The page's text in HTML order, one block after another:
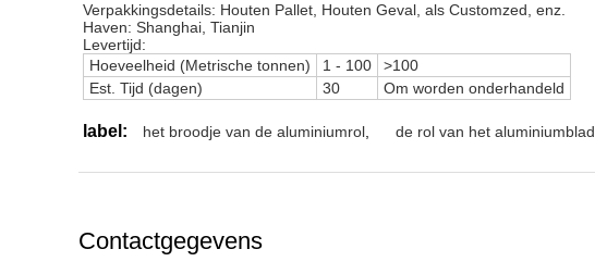
Verpakkingsdetails: Houten Pallet, Houten Geval, als Customzed, enz.
Haven: Shanghai, Tianjin
Levertijd:
Hoeveelheid (Metrische tonnen)
1 - 100
>100
Est. Tijd (dagen)
30 Om worden onderhandeld
label: het broodje van de aluminiumrol de rol van het aluminiumblad
Contactgegevens